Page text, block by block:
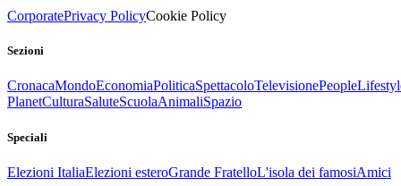
CorporatePrivacy PolicyCookie Policy
Sezioni
CronacaMondoEconomiaPoliticaSpettacoloTelevisionePeople
PlanetCulturaSaluteScuolaAnimaliSpazio
Speciali
Elezioni ItaliaElezioni esteroGrande FratelloL'isola dei famosiAmici